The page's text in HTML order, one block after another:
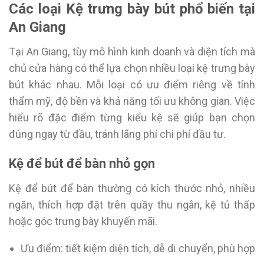
Các loại Kệ trưng bày bút phổ biến tại
An Giang
Tại An Giang, tùy mô hình kinh doanh và diện tích mà
chủ cửa hàng có thể lựa chọn nhiều loại kệ trưng bày
bút khác nhau. Mỗi loại có ưu điểm riêng về tính
thẩm mỹ, độ bền và khả năng tối ưu không gian. Việc
hiểu rõ đặc điểm từng kiểu kệ sẽ giúp bạn chọn
đúng ngay từ đầu, tránh lãng phí chi phí đầu tư.
Kệ để bút để bàn nhỏ gọn
Kệ để bút để bàn thường có kích thước nhỏ, nhiều
ngăn, thích hợp đặt trên quầy thu ngân, kệ tủ thấp
hoặc góc trưng bày khuyến mãi.
Ưu điểm: tiết kiệm diện tích, dễ di chuyển, phù hợp